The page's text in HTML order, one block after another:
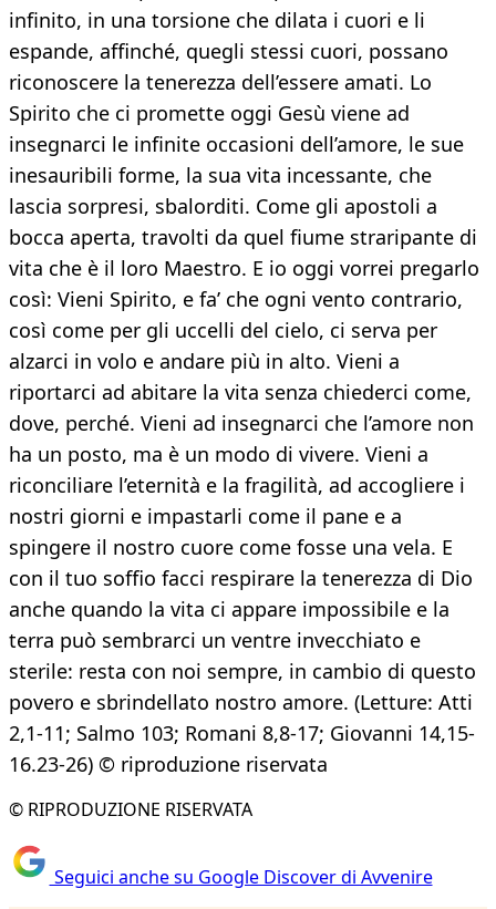
infinito, in una torsione che dilata i cuori e li
espande, affinché, quegli stessi cuori, possano
riconoscere la tenerezza dell’essere amati. Lo
Spirito che ci promette oggi Gesù viene ad
insegnarci le infinite occasioni dell’amore, le sue
inesauribili forme, la sua vita incessante, che
lascia sorpresi, sbalorditi. Come gli apostoli a
bocca aperta, travolti da quel fiume straripante di
vita che è il loro Maestro. E io oggi vorrei pregarlo
così: Vieni Spirito, e fa’ che ogni vento contrario,
così come per gli uccelli del cielo, ci serva per
alzarci in volo e andare più in alto. Vieni a
riportarci ad abitare la vita senza chiederci come,
dove, perché. Vieni ad insegnarci che l’amore non
ha un posto, ma è un modo di vivere. Vieni a
riconciliare l’eternità e la fragilità, ad accogliere i
nostri giorni e impastarli come il pane e a
spingere il nostro cuore come fosse una vela. E
con il tuo soffio facci respirare la tenerezza di Dio
anche quando la vita ci appare impossibile e la
terra può sembrarci un ventre invecchiato e
sterile: resta con noi sempre, in cambio di questo
povero e sbrindellato nostro amore. (Letture: Atti
2,1-11; Salmo 103; Romani 8,8-17; Giovanni 14,15-
16.23-26) © riproduzione riservata
© RIPRODUZIONE RISERVATA
Seguici anche su Google Discover di Avvenire